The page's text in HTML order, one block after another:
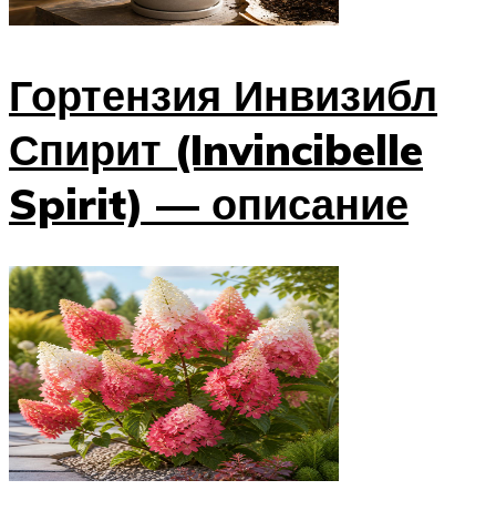
Гортензия Инвизибл
Спирит (Invincibelle
Spirit) — описание